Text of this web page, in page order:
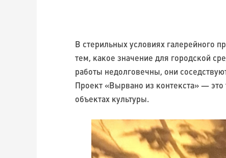
В стерильных условиях галерейного
тем, какое значение для городской
работы недолговечны, они
Проект «Вырвано из контекста» —
объектах культуры.